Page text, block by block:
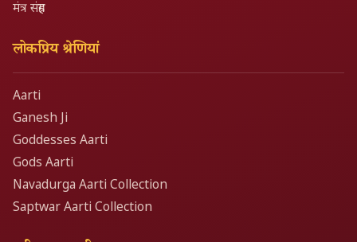
मंत्र संग्रह
लोकप्रिय श्रेणियां
Aarti
Ganesh Ji
Goddesses Aarti
Gods Aarti
Navadurga Aarti Collection
Saptwar Aarti Collection